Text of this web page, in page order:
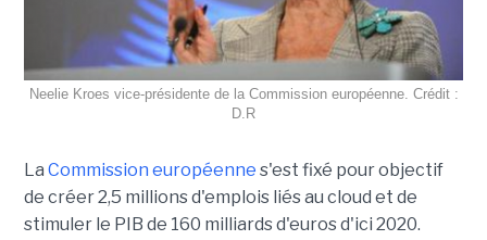
Neelie Kroes vice-présidente de la Commission européenne. Crédit :
D.R
La Commission européenne s'est fixé pour objectif
de créer 2,5 millions d'emplois liés au cloud et de
stimuler le PIB de 160 milliards d'euros d'ici 2020.